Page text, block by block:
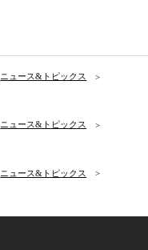
ニュース&トピックス
ニュース&トピックス
ニュース&トピックス